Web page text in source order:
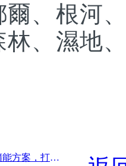
爾、根河
、濕地
前一篇：廣東印發服務業擴能方案，打造大灣區世界級旅游目的地